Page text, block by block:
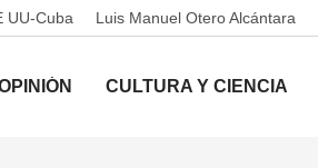
UU-Cuba Luis Manuel Otero Alcántara
CULTURA Y CIENCIA